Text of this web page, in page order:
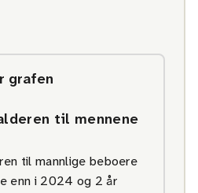
grafen
til mennene
til mannlige beboere
enn i 2024 og 2 år